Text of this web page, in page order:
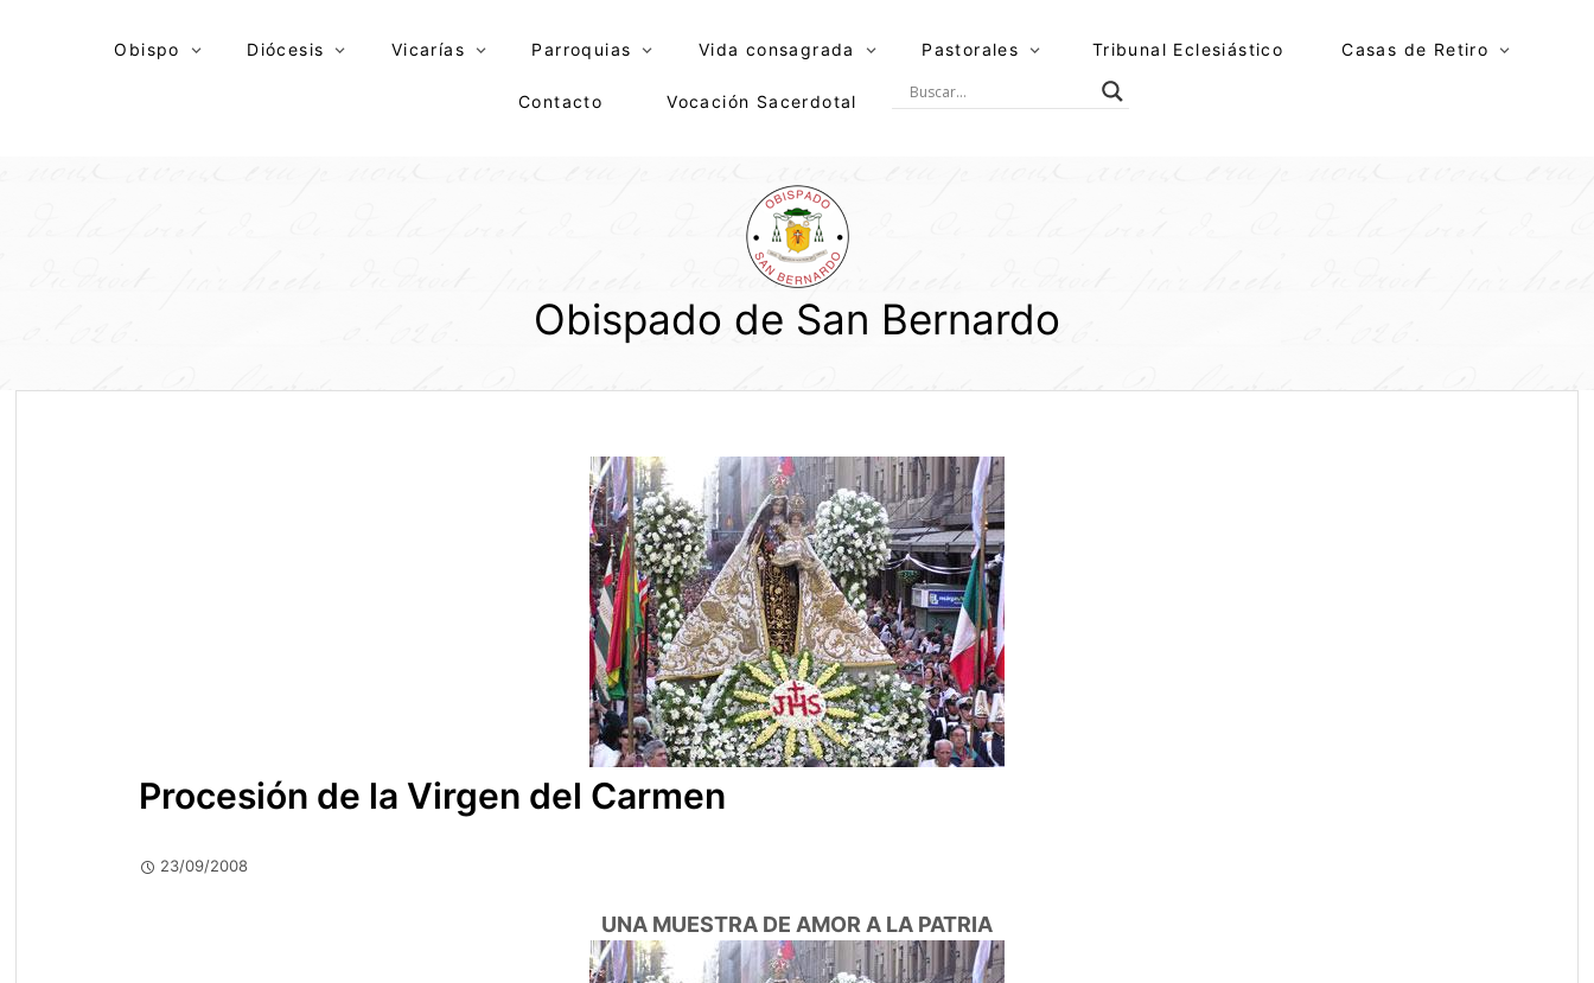
Obispo Diócesis Vicarías Parroquias Vida consagrada Pastorales Tribunal Eclesiástico Casas de Retiro
Contacto Vocación Sacerdotal
Obispado de San Bernardo
Procesión de la Virgen del Carmen
23/09/2008
UNA MUESTRA DE AMOR A LA PATRIA